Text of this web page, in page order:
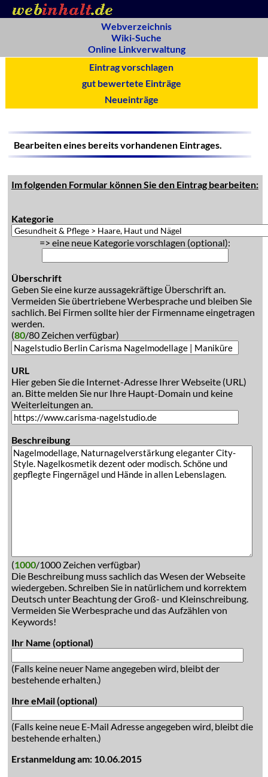
Webverzeichnis
Wiki-Suche
Online Linkverwaltung
Eintrag vorschlagen
gut bewertete Einträge
Neueinträge
Bearbeiten eines bereits vorhandenen Eintrages.
Im folgenden Formular können Sie den Eintrag bearbeiten:
Kategorie
=> eine neue Kategorie vorschlagen (optional):
Überschrift
Geben Sie eine kurze aussagekräftige Überschrift an.
Vermeiden Sie übertriebene Werbesprache und bleiben Sie
sachlich. Bei Firmen sollte hier der Firmenname eingetragen
werden.
(80/80 Zeichen verfügbar)
URL
Hier geben Sie die Internet-Adresse Ihrer Webseite (URL)
an. Bitte melden Sie nur Ihre Haupt-Domain und keine
Weiterleitungen an.
Beschreibung
(1000/1000 Zeichen verfügbar)
Die Beschreibung muss sachlich das Wesen der Webseite
wiedergeben. Schreiben Sie in natürlichem und korrektem
Deutsch unter Beachtung der Groß- und Kleinschreibung.
Vermeiden Sie Werbesprache und das Aufzählen von
Keywords!
Ihr Name (optional)
(Falls keine neuer Name angegeben wird, bleibt der
bestehende erhalten.)
Ihre eMail (optional)
(Falls keine neue E-Mail Adresse angegeben wird, bleibt die
bestehende erhalten.)
Erstanmeldung am: 10.06.2015